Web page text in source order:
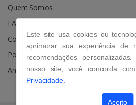
Quem Somos
FAQ
Contato
Política de Privacidade
Anuncie
Este site usa cookies ou
aprimorar sua experiência de
recomendações
nosso site, você concorda
Privacidade.
Aceito